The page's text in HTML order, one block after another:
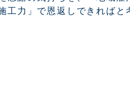
工力」で恩返しできればと